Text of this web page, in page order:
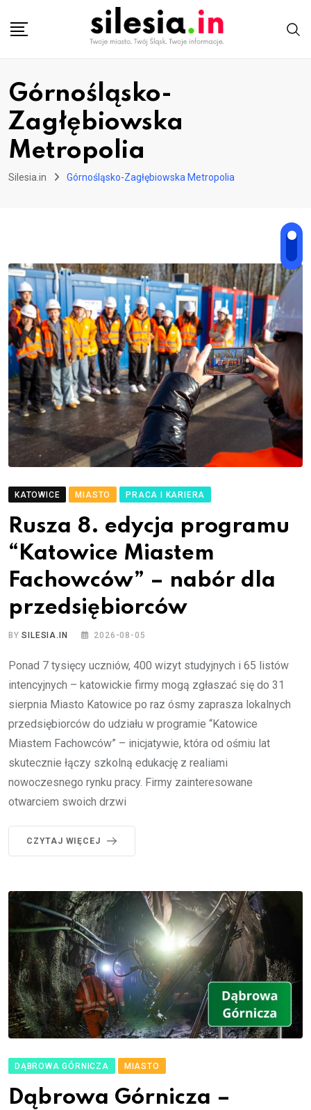
Górnośląsko-
Zagłębiowska
Metropolia
Silesia.in Górnośląsko-Zagłębiowska Metropolia
KATOWICE MIASTO PRACA I KARIERA
Rusza 8. edycja programu
“Katowice Miastem
Fachowców” – nabór dla
przedsiębiorców
BYSILESIA.IN 2026-08-05
Ponad 7 tysięcy uczniów, 400 wizyt studyjnych i 65 listów
intencyjnych – katowickie firmy mogą zgłaszać się do 31
sierpnia Miasto Katowice po raz ósmy zaprasza lokalnych
przedsiębiorców do udziału w programie “Katowice
Miastem Fachowców” – inicjatywie, która od ośmiu lat
skutecznie łączy szkolną edukację z realiami
nowoczesnego rynku pracy. Firmy zainteresowane
otwarciem swoich drzwi
CZYTAJ WIĘCEJ
DĄBROWA GÓRNICZA MIASTO
Dąbrowa Górnicza –